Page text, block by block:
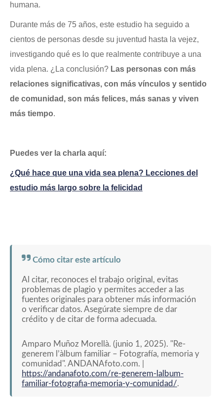
humana.
Durante más de 75 años, este estudio ha seguido a
cientos de personas desde su juventud hasta la vejez,
investigando qué es lo que realmente contribuye a una
vida plena. ¿La conclusión? Las personas con más
relaciones significativas, con más vínculos y sentido
de comunidad, son más felices, más sanas y viven
más tiempo.
Puedes ver la charla aquí:
¿Qué hace que una vida sea plena? Lecciones del
estudio más largo sobre la felicidad
Cómo citar este artículo
Al citar, reconoces el trabajo original, evitas
problemas de plagio y permites acceder a las
fuentes originales para obtener más información
o verificar datos. Asegúrate siempre de dar
crédito y de citar de forma adecuada.
Amparo Muñoz Morellà. (junio 1, 2025). "Re-
generem l’àlbum familiar – Fotografía, memoria y
comunidad". ANDANAfoto.com. |
https://andanafoto.com/re-generem-lalbum-
familiar-fotografia-memoria-y-comunidad/.